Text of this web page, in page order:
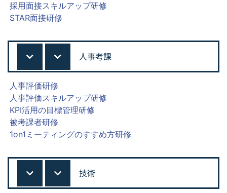
採用面接スキルアップ研修
STAR面接研修
人事考課
人事評価研修
人事評価スキルアップ研修
KPI活用の目標管理研修
被考課者研修
1on1ミーティングのすすめ方研修
技術